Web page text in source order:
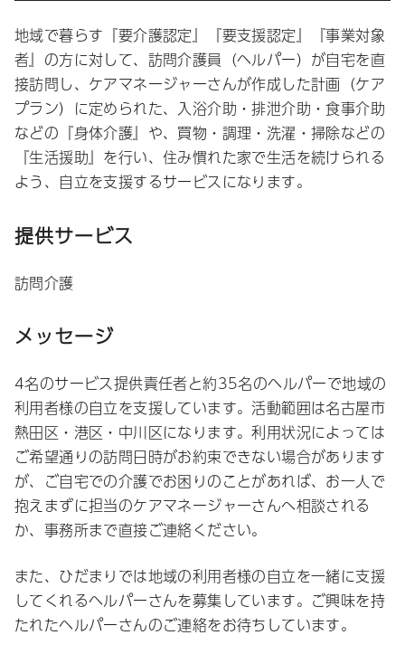
地域で暮らす『要介護認定』『要支援認定』『事業対象
者』の方に対して、訪問介護員（ヘルパー）が自宅を直
接訪問し、ケアマネージャーさんが作成した計画（ケア
プラン）に定められた、入浴介助・排泄介助・食事介助
などの『身体介護』や、買物・調理・洗濯・掃除などの
『生活援助』を行い、住み慣れた家で生活を続けられる
よう、自立を支援するサービスになります。
提供サービス
訪問介護
メッセージ
4名のサービス提供責任者と約35名のヘルパーで地域の
利用者様の自立を支援しています。活動範囲は名古屋市
熱田区・港区・中川区になります。利用状況によっては
ご希望通りの訪問日時がお約束できない場合があります
が、ご自宅での介護でお困りのことがあれば、お一人で
抱えまずに担当のケアマネージャーさんへ相談される
か、事務所まで直接ご連絡ください。
また、ひだまりでは地域の利用者様の自立を一緒に支援
してくれるヘルパーさんを募集しています。ご興味を持
たれたヘルパーさんのご連絡をお待ちしています。